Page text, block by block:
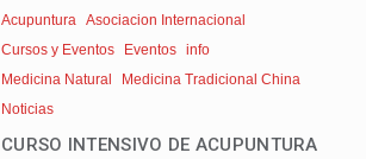
Acupuntura Asociacion Internacional
Cursos y Eventos
Eventos info
Medicina Natural
Medicina Tradicional China
Noticias
CURSO INTENSIVO DE ACUPUNTURA